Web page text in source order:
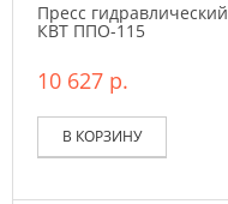
Пресс гидравлический
КВТ ППО-115
10 627 р.
В КОРЗИНУ